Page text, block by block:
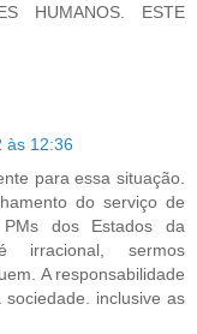
HUMANOS. ESTE
às 12:36
para essa situação.
do serviço de
dos Estados da
irracional, sermos
A responsabilidade
inclusive as